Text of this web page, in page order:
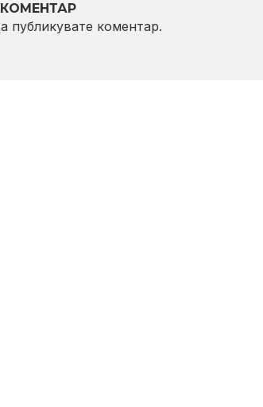
публикувате коментар.